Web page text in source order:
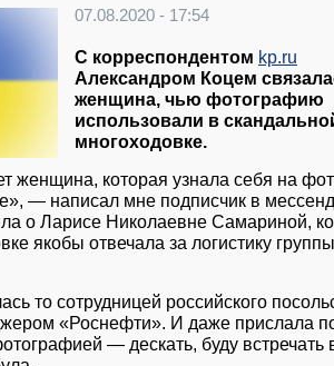
07.08.2020 - 17:54
С корреспондентом kp.ru
Александром Коцем
женщина, чью фотографию
использовали в
многоходовке.
женщина, которая узнала себя на
— написал мне подписчик в
о Ларисе Николаевне Самариной,
якобы отвечала за логистику группы
то сотрудницей российского
«Роснефти». И даже прислала
— дескать, буду встречать